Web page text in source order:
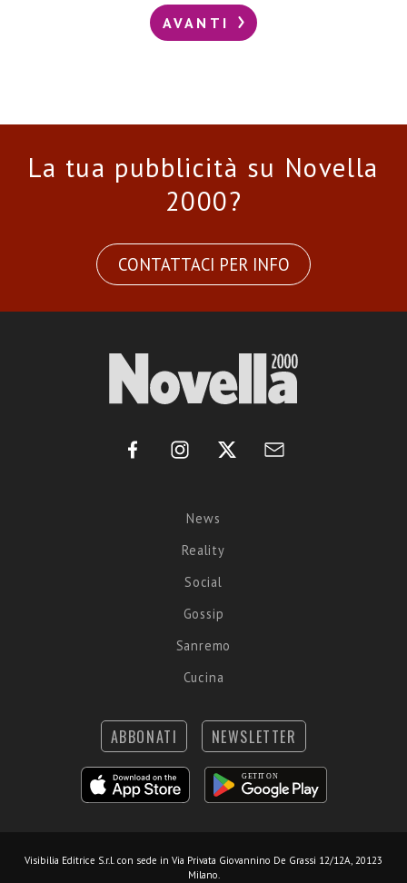
AVANTI
La tua pubblicità su Novella
2000?
CONTATTACI PER INFO
News
Reality
Social
Gossip
Sanremo
Cucina
ABBONATI NEWSLETTER
Visibilia Editrice S.r.l. con sede in Via Privata Giovannino De Grassi 12/12A, 20123
Milano.